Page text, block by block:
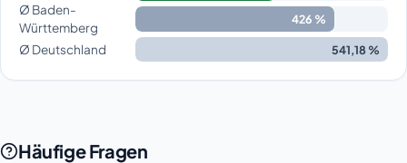
Ø Baden-
Württemberg
426 %
Ø Deutschland 541,18 %
Häufige Fragen